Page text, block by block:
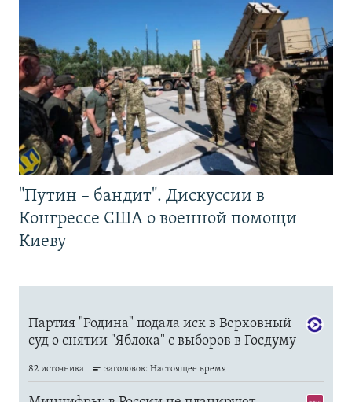
"Путин – бандит". Дискуссии в
Конгрессе США о военной помощи
Киеву